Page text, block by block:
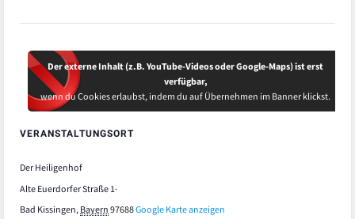
VERANSTALTUNGSORT
Der Heiligenhof
Alte Euerdorfer Straße 1·
Bad Kissingen, Bayern 97688Google Karte anzeigen
Der externe Inhalt (z.B. YouTube-Videos oder Google-Maps) ist erst
verfügbar,
wenn du Cookies erlaubst, indem du auf Übernehmen im Banner klickst.